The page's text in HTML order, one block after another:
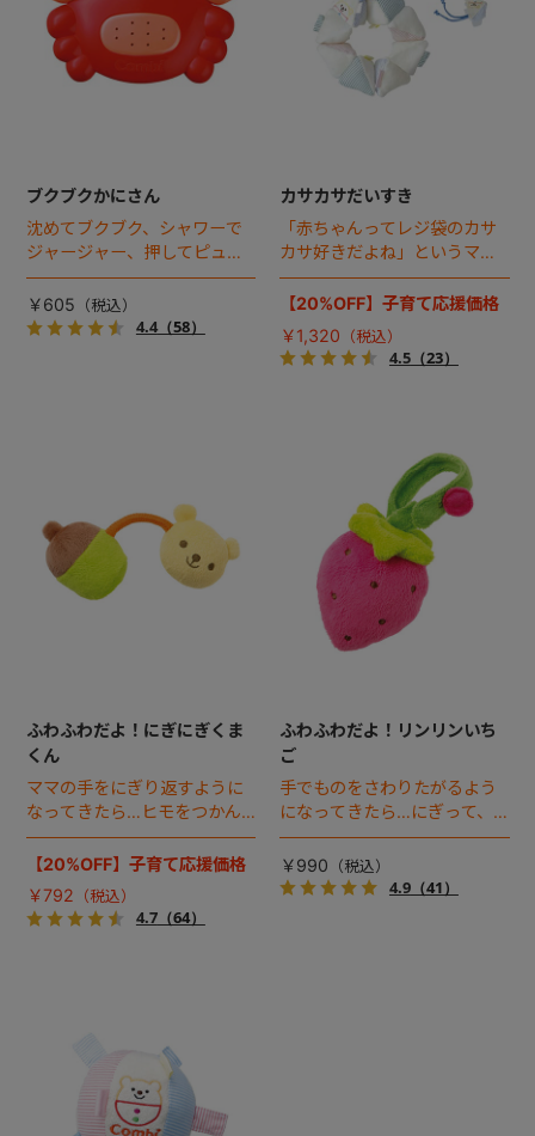
ブクブクかにさん
沈めてブクブク、シャワーで
ジャージャー、押してピュッ
ピュ♪色々な水遊びができる
バストイです。
￥605
4.4（58）
カサカサだいすき
「赤ちゃんってレジ袋のカサ
カサ好きだよね」というママ
の声から生まれた、動かすた
びにカサカサ音や鈴のリンリ
【20%OFF】子育て応援価格
￥1,320
4.5（23）
ふわふわだよ！にぎにぎくま
くん
ママの手をにぎり返すように
なってきたら…ヒモをつかん
で、しっかりふって、にぎ
る・きく感覚のトレーニン
【20%OFF】子育て応援価格
￥792
4.7（64）
ふわふわだよ！リンリンいち
ご
手でものをさわりたがるよう
になってきたら…にぎって、
ふって、にぎる・きく感覚の
トレーニング。
￥990
4.9（41）